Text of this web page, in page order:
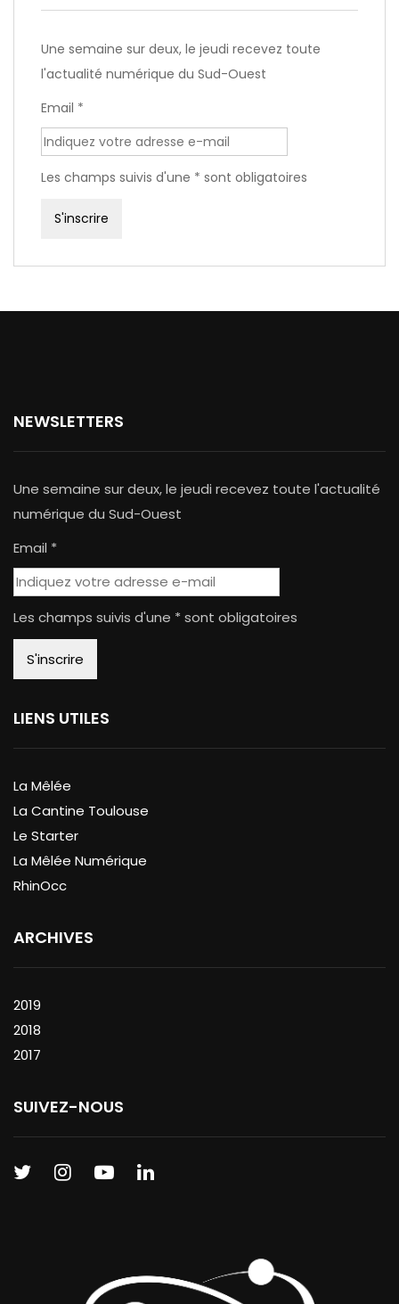
Une semaine sur deux, le jeudi recevez toute
l'actualité numérique du Sud-Ouest
Email *
Les champs suivis d'une * sont obligatoires
NEWSLETTERS
Une semaine sur deux, le jeudi recevez toute l'actualité
numérique du Sud-Ouest
Email *
Les champs suivis d'une * sont obligatoires
LIENS UTILES
La Mêlée
La Cantine Toulouse
Le Starter
La Mêlée Numérique
RhinOcc
ARCHIVES
2019
2018
2017
SUIVEZ-NOUS